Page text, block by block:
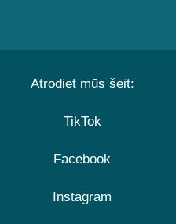
Atrodiet mūs šeit:
TikTok
Facebook
Instagram